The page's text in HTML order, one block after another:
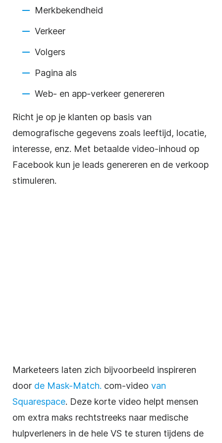
Merkbekendheid
Verkeer
Volgers
Pagina als
Web- en app-verkeer genereren
Richt je op je klanten op basis van
demografische gegevens zoals leeftijd, locatie,
interesse, enz. Met betaalde video-inhoud op
Facebook kun je leads genereren en de verkoop
stimuleren.
Marketeers laten zich bijvoorbeeld inspireren
door de Mask-Match. com-video van
Squarespace. Deze korte video helpt mensen
om extra maks rechtstreeks naar medische
hulpverleners in de hele VS te sturen tijdens de